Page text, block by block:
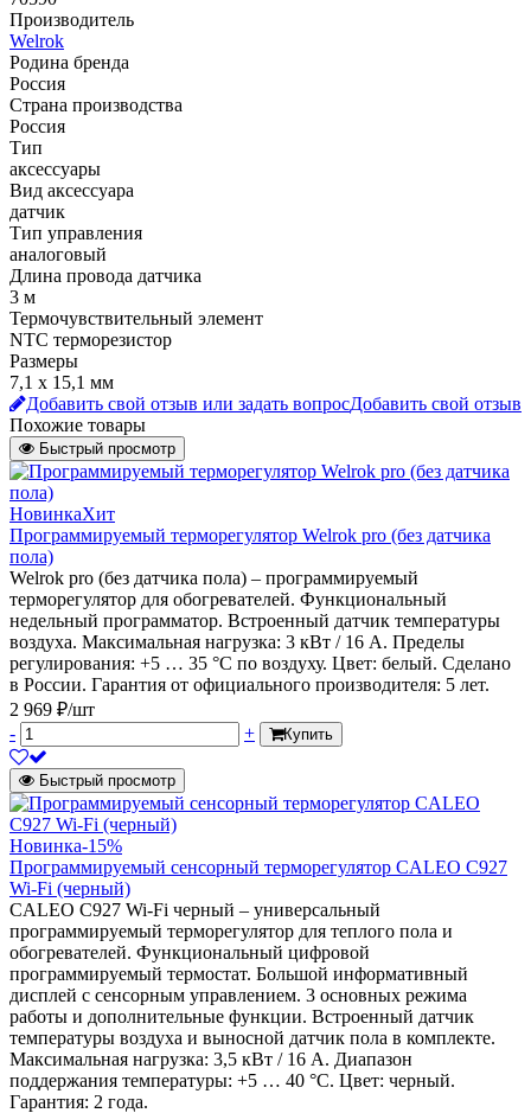
Производитель
Welrok
Родина бренда
Россия
Страна производства
Россия
Тип
аксессуары
Вид аксессуара
датчик
Тип управления
аналоговый
Длина провода датчика
3 м
Термочувствительный элемент
NTC терморезистор
Размеры
7,1 х 15,1 мм
Добавить свой отзыв или задать вопросДобавить свой отзыв
Похожие товары
Быстрый просмотр
НовинкаХит
Программируемый терморегулятор Welrok pro (без датчика
пола)
Welrok pro (без датчика пола) – программируемый
терморегулятор для обогревателей. Функциональный
недельный программатор. Встроенный датчик температуры
воздуха. Максимальная нагрузка: 3 кВт / 16 А. Пределы
регулирования: +5 … 35 °С по воздуху. Цвет: белый. Сделано
в России. Гарантия от официального производителя: 5 лет.
2 969 ₽/шт
-
+ Купить
Быстрый просмотр
Новинка-15%
Программируемый сенсорный терморегулятор CALEO С927
Wi-Fi (черный)
CALEO С927 Wi-Fi черный – универсальный
программируемый терморегулятор для теплого пола и
обогревателей. Функциональный цифровой
программируемый термостат. Большой информативный
дисплей с сенсорным управлением. 3 основных режима
работы и дополнительные функции. Встроенный датчик
температуры воздуха и выносной датчик пола в комплекте.
Максимальная нагрузка: 3,5 кВт / 16 А. Диапазон
поддержания температуры: +5 … 40 °С. Цвет: черный.
Гарантия: 2 года.